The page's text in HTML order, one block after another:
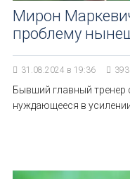
Мирон
проблему
31.08.2024 в 19:36 393
Бывший главный тренер
нуждающееся в